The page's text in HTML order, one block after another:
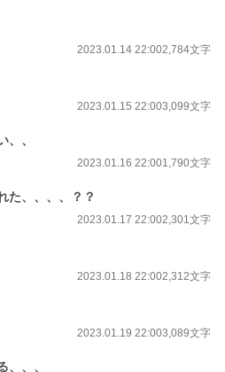
2023.01.14 22:002,784文字
2023.01.15 22:003,099文字
、、
2023.01.16 22:001,790文字
た、、、、？？
2023.01.17 22:002,301文字
2023.01.18 22:002,312文字
2023.01.19 22:003,089文字
、、、